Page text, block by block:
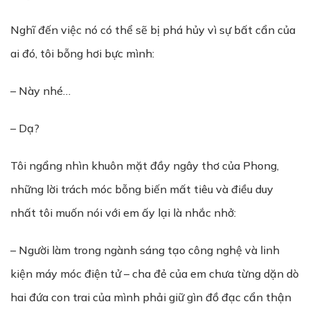
Nghĩ đến việc nó có thể sẽ bị phá hủy vì sự bất cẩn của
ai đó, tôi bỗng hơi bực mình:
– Này nhé…
– Dạ?
Tôi ngẩng nhìn khuôn mặt đầy ngây thơ của Phong,
những lời trách móc bỗng biến mất tiêu và điều duy
nhất tôi muốn nói với em ấy lại là nhắc nhở:
– Người làm trong ngành sáng tạo công nghệ và linh
kiện máy móc điện tử – cha đẻ của em chưa từng dặn dò
hai đứa con trai của mình phải giữ gìn đồ đạc cẩn thận